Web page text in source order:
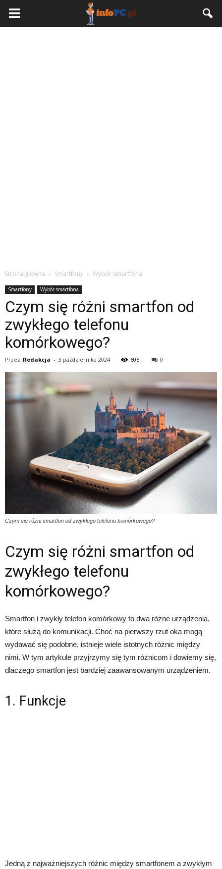
Strona główna Smartfony Wybór smartfona
Smartfony Wybór smartfona
Czym się różni smartfon od
zwykłego telefonu
komórkowego?
Przez Redakcja - 3 października 2024 605 0
Czym się różni smartfon od zwykłego telefonu komórkowego?
Czym się różni smartfon od
zwykłego telefonu
komórkowego?
Smartfon i zwykły telefon komórkowy to dwa różne urządzenia,
które służą do komunikacji. Choć na pierwszy rzut oka mogą
wydawać się podobne, istnieje wiele istotnych różnic między
nimi. W tym artykule przyjrzymy się tym różnicom i dowiemy się,
dlaczego smartfon jest bardziej zaawansowanym urządzeniem.
1. Funkcje
Jedną z najważniejszych różnic między smartfonem a zwykłym